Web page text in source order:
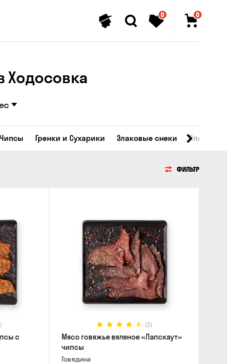
0 0
​​Ходосовка
Чипсы Гренки и Сухарики Злаковые снеки Сладости
ФИЛЬТР
с
(2)
Мясо говяжье вяленое «Лапскаут»
чипсы
Говядина